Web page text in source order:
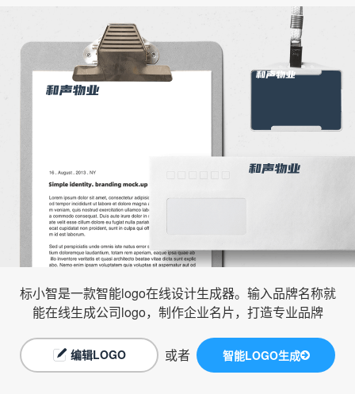
标小智是一款智能logo在线设计生成器。输入品牌名称就
能在线生成公司logo，制作企业名片，打造专业品牌
编辑LOGO 或者 智能LOGO生成